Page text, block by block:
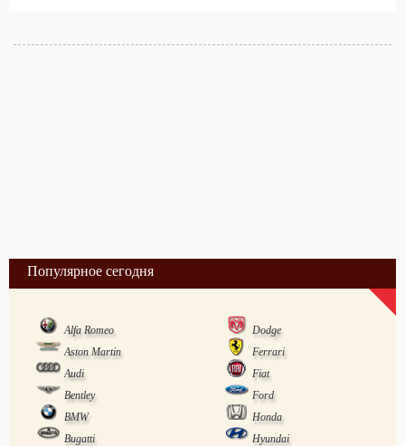
Популярное сегодня
Alfa Romeo
Dodge
Aston Martin
Ferrari
Audi
Fiat
Bentley
Ford
BMW
Honda
Bugatti
Hyundai